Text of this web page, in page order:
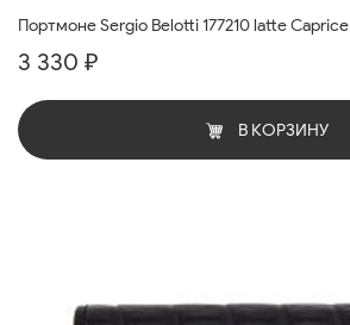
Портмоне Sergio Belotti 177210 latte Caprice
3 330 ₽
В КОРЗИНУ